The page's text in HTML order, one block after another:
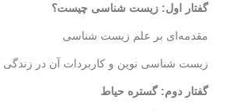
گفتار اول: زیست شناسی چیست؟
مقدمه‌ای بر علم زیست شناسی
زیست شناسی نوین و کاربردات آن در زندگی
گفتار دوم: گستره حیاط